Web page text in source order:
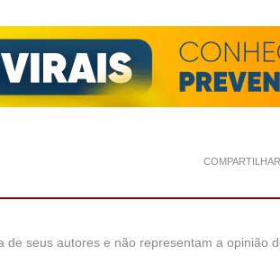
COMPARTILHAR
seus autores e não representam a opinião